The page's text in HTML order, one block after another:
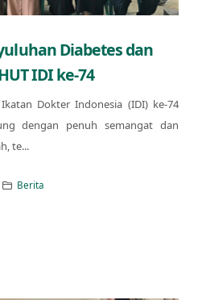
Diabetes dan
IDI ke-74
Dokter Indonesia (IDI) ke-74
dengan penuh semangat dan
te...
Berita